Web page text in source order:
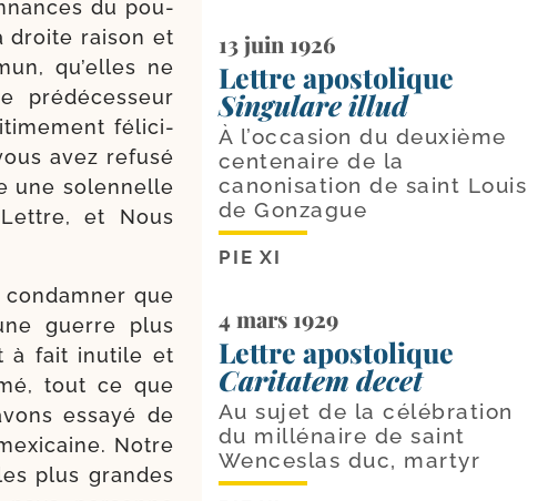
du pou­
droite rai­son et
qu’elles ne
pré­dé­ces­seur
féli­ci­
avez refu­sé
une solen­nelle
et Nous
condam­ner que
guerre plus
à fait inutile et
tout ce que
essayé de
Notre
plus grandes
13 juin 1926
Lettre apostolique
Singulare illud
À l’occasion du deuxième
centenaire de la
canonisation de saint Louis
de Gonzague
PIE XI
4 mars 1929
Lettre apostolique
Caritatem decet
Au sujet de la célébration
du millénaire de saint
Wenceslas duc, martyr